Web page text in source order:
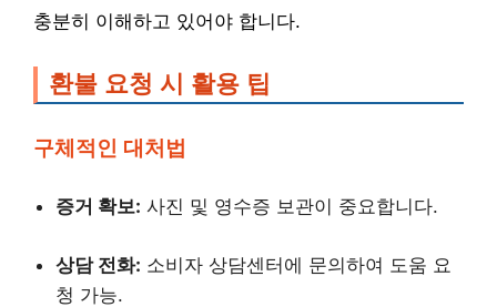
충분히 이해하고 있어야 합니다.
환불 요청 시 활용 팁
구체적인 대처법
증거 확보: 사진 및 영수증 보관이 중요합니다.
상담 전화: 소비자 상담센터에 문의하여 도움 요
청 가능.